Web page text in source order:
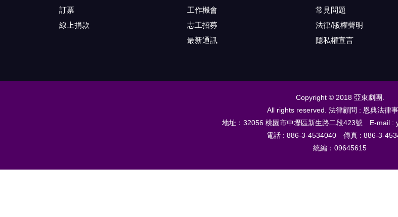
訂票
線上捐款
工作機會
志工招募
最新通訊
常見問題
法律/版權聲明
隱私權宣言
Copyright © 2018 亞東劇團.
All rights reserved. 法律顧問 : 恩典法律
地址：32056 桃園市中壢區新生路二段423號 E-mail :
電話 : 886-3-4534040 傳真 : 886-3-
統編：09645615